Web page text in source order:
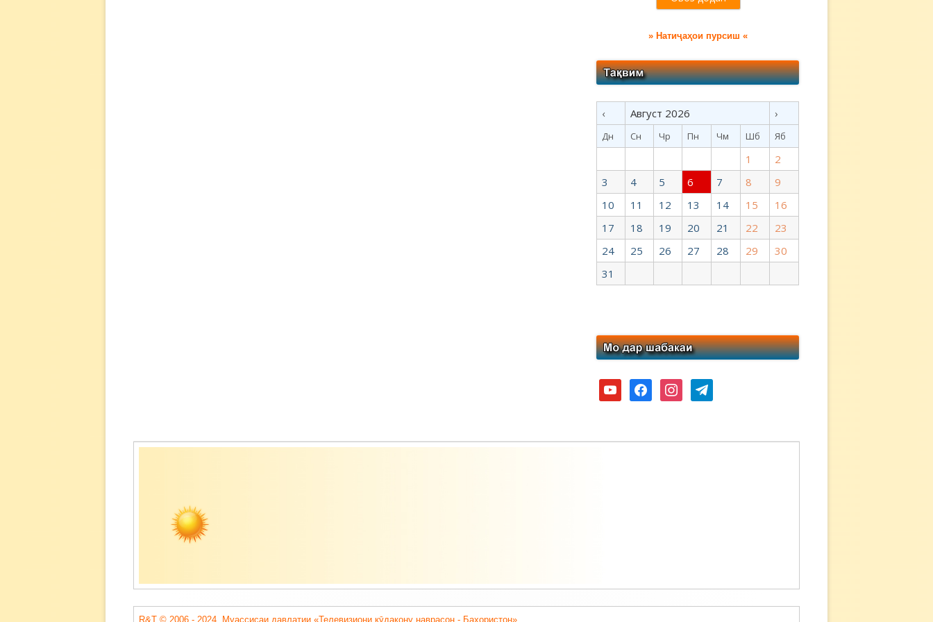
» Натиҷаҳои пурсиш «
‹ Август 2026 ›
Дн Сн Чр Пн Чм Шб Яб
1
2
3
4 5 6 7 8
9
10
11 12 13 14 15
16
17
18 19 20 21 22
23
24
25 26 27 28 29
30
31
youtubefacebookinstagramtelegram
Содержимое
R&T © 2006 - 2024. Муассисаи давлатии «Телевизиони кӯдакону наврасон - Баҳористон».